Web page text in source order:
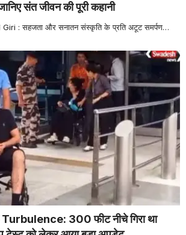
संत जीवन की पूरी कहानी
: सहजता और सनातन संस्कृति के प्रति अटूट समर्पण…
300 फीट नीचे गिरा था